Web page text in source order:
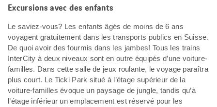
Excursions avec des enfants
Le saviez-vous? Les enfants âgés de moins de 6 ans
voyagent gratuitement dans les transports publics en Suisse.
De quoi avoir des fourmis dans les jambes! Tous les trains
InterCity à deux niveaux sont en outre équipés d’une voiture-
familles. Dans cette salle de jeux roulante, le voyage paraîtra
plus court. Le Ticki Park situé à l’étage supérieur de la
voiture-familles évoque un paysage de jungle, tandis qu’à
l’étage inférieur un emplacement est réservé pour les